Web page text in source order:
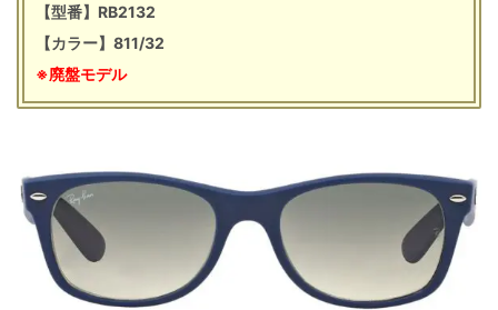
【型番】RB2132
【カラー】811/32
※廃盤モデル